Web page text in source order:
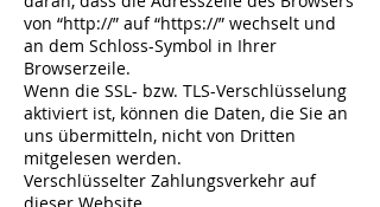
von “http://” auf “https://” wechselt und
an dem Schloss-Symbol in Ihrer
Browserzeile.
Wenn die SSL- bzw. TLS-Verschlüsselung
aktiviert ist, können die Daten, die Sie an
uns übermitteln, nicht von Dritten
mitgelesen werden.
Verschlüsselter Zahlungsverkehr auf